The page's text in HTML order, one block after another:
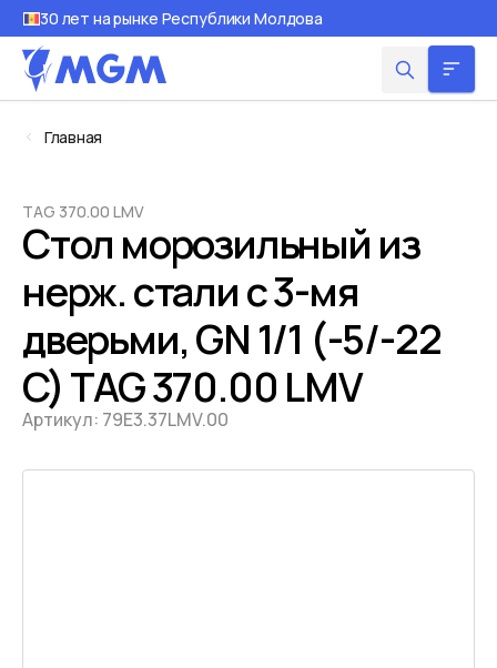
30 лет на рынке Республики Молдова
Главная
TAG 370.00 LMV
Стол морозильный из
нерж. стали с 3-мя
дверьми, GN 1/1 (-5/-22
C) TAG 370.00 LMV
Артикул: 79E3.37LMV.00